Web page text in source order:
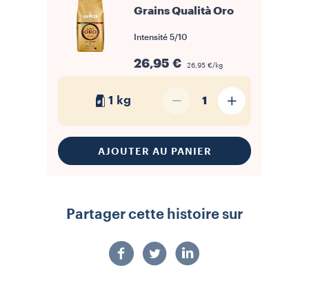
Grains Qualità Oro
Intensité 5/10
26,95 € 26,95 €/kg
1 kg 1
AJOUTER AU PANIER
Partager cette histoire sur